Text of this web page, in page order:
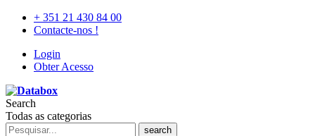
+ 351 21 430 84 00
Contacte-nos !
Login
Obter Acesso
Search
Todas as categorias
search